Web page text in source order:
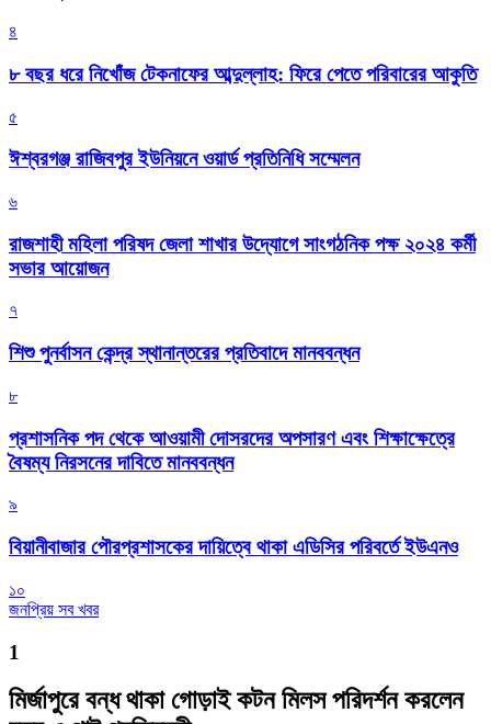
৪
৮ বছর ধরে নিখোঁজ টেকনাফের আব্দুল্লাহ: ফিরে পেতে পরিবারের আকুতি
৫
ঈশ্বরগঞ্জ রাজিবপুর ইউনিয়নে ওয়ার্ড প্রতিনিধি সম্মেলন
৬
রাজশাহী মহিলা পরিষদ জেলা শাখার উদ্যোগে সাংগঠনিক পক্ষ ২০২৪ কর্মী
সভার আয়োজন
৭
শিশু পুনর্বাসন কেন্দ্র স্থানান্তরের প্রতিবাদে মানববন্ধন
৮
প্রশাসনিক পদ থেকে আওয়ামী দোসরদের অপসারণ এবং শিক্ষাক্ষেত্রে
বৈষম্য নিরসনের দাবিতে মানববন্ধন
৯
বিয়ানীবাজার পৌরপ্রশাসকের দায়িত্বে থাকা এডিসির পরিবর্তে ইউএনও
১০
জনপ্রিয় সব খবর
1
মির্জাপুরে বন্ধ থাকা গোড়াই কটন মিলস পরিদর্শন করলেন